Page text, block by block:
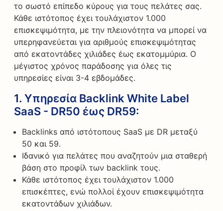
το σωστό επίπεδο κύρους για τους πελάτες σας.
Κάθε ιστότοπος έχει τουλάχιστον 1.000
επισκεψιμότητα, με την πλειονότητα να μπορεί να
υπερηφανεύεται για αριθμούς επισκεψιμότητας
από εκατοντάδες χιλιάδες έως εκατομμύρια. Ο
μέγιστος χρόνος παράδοσης για όλες τις
υπηρεσίες είναι 3-4 εβδομάδες.
1. Υπηρεσία Backlink White Label
SaaS - DR50 έως DR59:
Backlinks από ιστότοπους SaaS με DR μεταξύ
50 και 59.
Ιδανικό για πελάτες που αναζητούν μια σταθερή
βάση στο προφίλ των backlink τους.
Κάθε ιστότοπος έχει τουλάχιστον 1.000
επισκέπτες, ενώ πολλοί έχουν επισκεψιμότητα
εκατοντάδων χιλιάδων.